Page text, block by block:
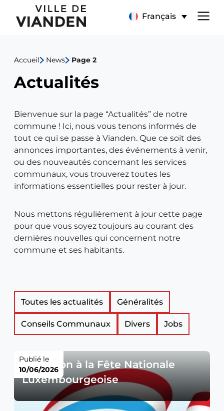
Actualités Français
Menu
navigation
principal
Accueil News Page 2
Actualités
Bienvenue sur la page “Actualités” de notre
commune ! Ici, nous vous tenons informés de
tout ce qui se passe à Vianden. Que ce soit des
annonces importantes, des événements à venir,
ou des nouveautés concernant les services
communaux, vous trouverez toutes les
informations essentielles pour rester à jour.
Nous mettons régulièrement à jour cette page
pour que vous soyez toujours au courant des
dernières nouvelles qui concernent notre
commune et ses habitants.
Liste
des
articles
de
Toutes les actualités Généralités
Conseils Communaux Divers Jobs
Invitation à la Fête Nationale
Luxembourgeoise
Publié le
10/06/2026